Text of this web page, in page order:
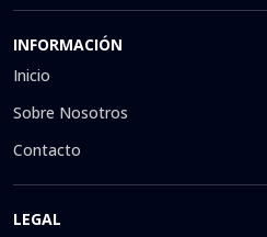
INFORMACIÓN
Inicio
Sobre Nosotros
Contacto
LEGAL